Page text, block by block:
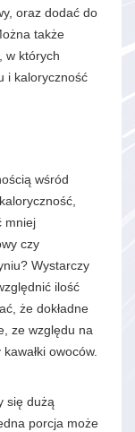
oraz dodać do
także
w których
i kaloryczność
wśród
mniej
czy
Wystarczy
ilość
że dokładne
ze względu na
owoców.
się dużą
porcja może